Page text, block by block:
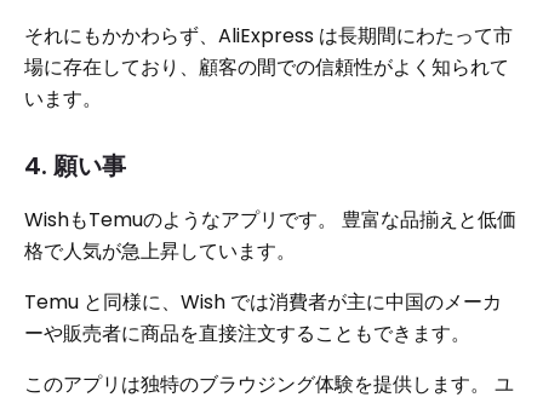
それにもかかわらず、AliExpress は長期間にわたって市
場に存在しており、顧客の間での信頼性がよく知られて
います。
4. 願い事
WishもTemuのようなアプリです。 豊富な品揃えと低価
格で人気が急上昇しています。
Temu と同様に、Wish では消費者が主に中国のメーカ
ーや販売者に商品を直接注文することもできます。
このアプリは独特のブラウジング体験を提供します。 ユ